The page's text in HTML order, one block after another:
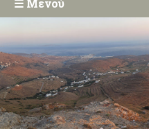
☰ Μενού